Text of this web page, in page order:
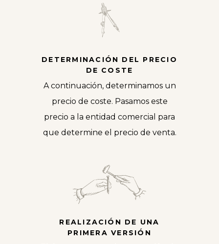
DETERMINACIÓN DEL PRECIO
DE COSTE
A continuación, determinamos un
precio de coste. Pasamos este
precio a la entidad comercial para
que determine el precio de venta.
REALIZACIÓN DE UNA
PRIMERA VERSIÓN